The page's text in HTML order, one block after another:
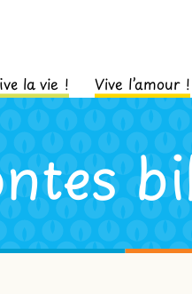
la vie ! Vive l’amour !